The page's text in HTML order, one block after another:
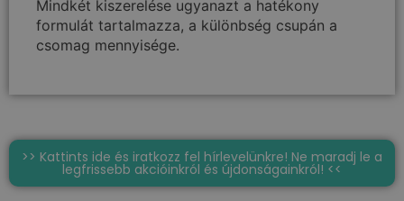
Mindkét kiszerelése ugyanazt a hatékony
formulát tartalmazza, a különbség csupán a
csomag mennyisége.
>> Kattints ide és iratkozz fel hírlevelünkre! Ne maradj le a
legfrissebb akcióinkról és újdonságainkról! <<